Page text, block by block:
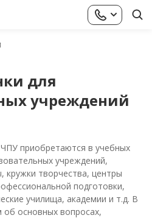
для
учреждений
приобретаются в учебных
учреждений,
кружки творчества, центры
подготовки,
училища, академии и т.д. В
основных вопросах,